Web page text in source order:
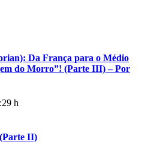
Da França para o Médio
do Morro”! (Parte III) – Por
h
II)